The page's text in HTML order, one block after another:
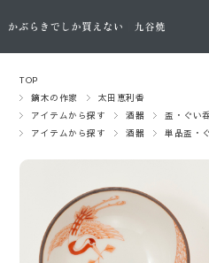
TOP
鏑木の作家
太田恵利香
アイテムから探す
酒器
盃・ぐい
アイテムから探す
酒器 単品盃・